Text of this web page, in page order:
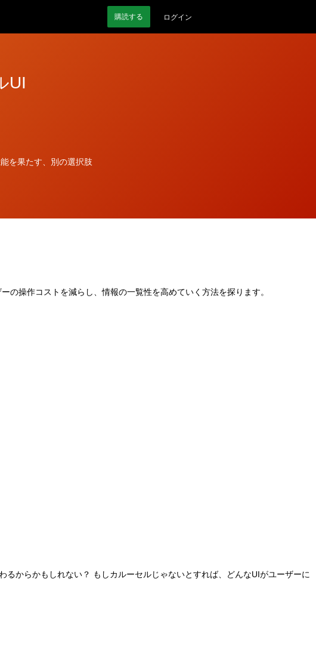
購読する ログイン
UI
を果たす、別の選択肢
操作コストを減らし、情報の一覧性を高めていく方法を探ります。
からかもしれない？ もしカルーセルじゃないとすれば、どんなUIがユーザーに